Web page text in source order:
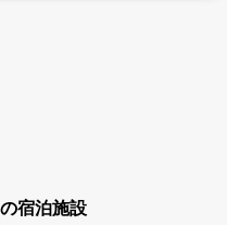
宿⁠泊⁠施⁠設